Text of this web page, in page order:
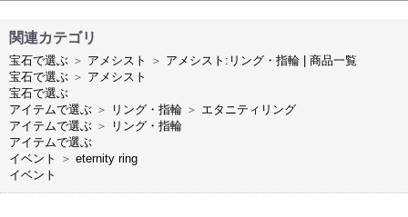
関連カテゴリ
宝石で選ぶ ＞ アメシスト ＞ アメシスト:リング・指輪 | 商品一覧
宝石で選ぶ ＞ アメシスト
宝石で選ぶ
アイテムで選ぶ ＞ リング・指輪 ＞ エタニティリング
アイテムで選ぶ ＞
リング・指輪
アイテムで選ぶ
イベント
＞ eternity ring
イベント